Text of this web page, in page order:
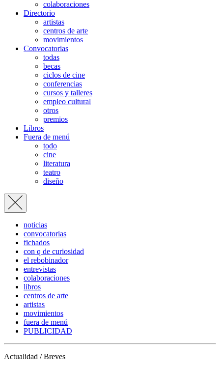
colaboraciones
Directorio
artistas
centros de arte
movimientos
Convocatorias
todas
becas
ciclos de cine
conferencias
cursos y talleres
empleo cultural
otros
premios
Libros
Fuera de menú
todo
cine
literatura
teatro
diseño
noticias
convocatorias
fichados
con q de curiosidad
el rebobinador
entrevistas
colaboraciones
libros
centros de arte
artistas
movimientos
fuera de menú
PUBLICIDAD
Actualidad / Breves